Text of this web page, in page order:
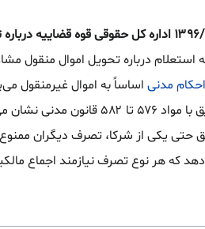
استعلام درباره تحویل اموال منقول
اساساً به اموال غیرمنقول
مورد اموال منقول نیز به کار برد.
یکی از شرکا، تصرف دیگران
که هر نوع تصرف نیازمند اجماع